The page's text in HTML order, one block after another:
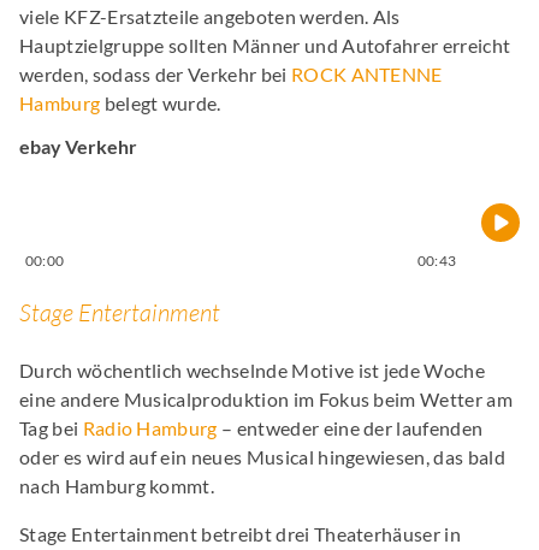
viele KFZ-Ersatzteile angeboten werden. Als
Hauptzielgruppe sollten Männer und Autofahrer erreicht
werden, sodass der Verkehr bei ROCK ANTENNE
Hamburg belegt wurde.
ebay Verkehr
00:00 00:43
Stage Entertainment
Durch wöchentlich wechselnde Motive ist jede Woche
eine andere Musicalproduktion im Fokus beim Wetter am
Tag bei Radio Hamburg – entweder eine der laufenden
oder es wird auf ein neues Musical hingewiesen, das bald
nach Hamburg kommt.
Stage Entertainment betreibt drei Theaterhäuser in